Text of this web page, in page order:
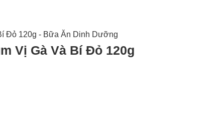
Vị Gà Và Bí Đỏ 120g